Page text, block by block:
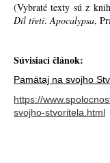
(Vybraté texty sú z
Díl třetí.Apocalypsa,
Súvisiaci článok:
Pamätaj na svojho
https://
svojho-stvoritela.html